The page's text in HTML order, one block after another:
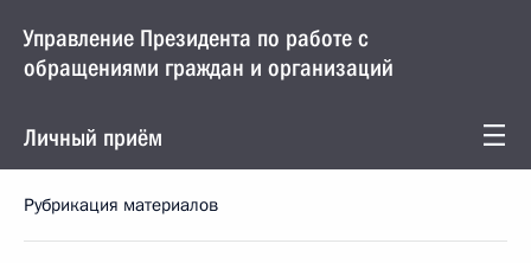
Управление Президента по работе с
обращениями граждан и организаций
Личный приём
Рубрикация материалов